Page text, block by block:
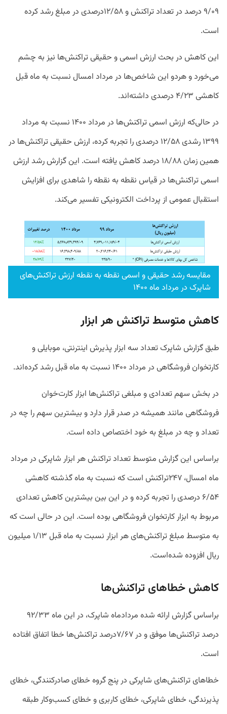
۹/۰۹ درصد در تعداد تراکنش و ۱۲/۵۸درصدی در مبلغ رشد کرده
است.
این کاهش در بحث ارزش اسمی و حقیقی تراکنش‌ها نیز به چشم
می‌خورد و هردو این شاخص‌ها در مرداد امسال نسبت به ماه قبل
کاهشی ۴/۲۳ درصدی داشته‌اند.
در حالی‌که ارزش اسمی تراکنش‌ها در مرداد ۱۴۰۰ نسبت به مرداد
۱۳۹۹ رشدی ۱۲/۵۸ درصدی را تجربه کرده، ارزش حقیقی تراکنش‌ها در
همین زمان ۱۸/۸۸ درصد کاهش یافته است. این گزارش رشد ارزش
اسمی تراکنش‌ها در قیاس نقطه به نقطه را شاهدی برای افزایش
استقبال عمومی از پرداخت الکترونیکی تفسیر می‌کند.
مقایسه رشد حقیقی و اسمی نقطه به نقطه ارزش تراکنش‌های
شاپرک در مرداد ماه ۱۴۰۰
کاهش متوسط تراکنش هر ابزار
طبق گزارش شاپرک تعداد سه ابزار پذیرش اینترنتی، موبایلی و
کارتخوان فروشگاهی در مرداد ۱۴۰۰ نسبت به ماه قبل رشد کرده‌اند.
در بخش سهم تعدادی و مبلغی تراکنش‌ها ابزار کارت‌خوان
فروشگاهی مانند همیشه در صدر قرار دارد و بیشترین سهم را چه در
تعداد و چه در مبلغ به خود اختصاص داده است.
براساس این گزارش متوسط تعداد تراکنش هر ابزار شاپرکی در مرداد
ماه امسال، ۲۴۷تراکنش است که نسبت به ماه گذشته کاهشی
۶/۵۴ درصدی را تجربه کرده و در این بین بیشترین کاهش تعدادی
مربوط به ابزار کارتخوان فروشگاهی بوده است. این در حالی است که
به متوسط مبلغ تراکنش‌های هر ابزار نسبت به ماه قبل ۱/۱۳ میلیون
ریال افزوده شده‌است.
کاهش خطاهای تراکنش‌ها
براساس گزارش ارائه شده مردادماه شاپرک، در این ماه ۹۲/۳۳
درصد تراکنش‌ها موفق و در ۷/۶۷درصد تراکنش‌ها خطا اتفاق افتاده
است.
خطاهای تراکنش‌های شاپرکی در پنج گروه خطای صادرکنندگی، خطای
پذیرندگی، خطای شاپرکی، خطای کاربری و خطای کسب‌وکار طبقه